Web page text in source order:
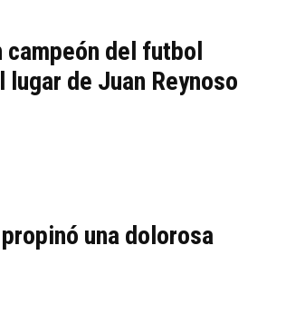
campeón del futbol
de Juan Reynoso
una dolorosa